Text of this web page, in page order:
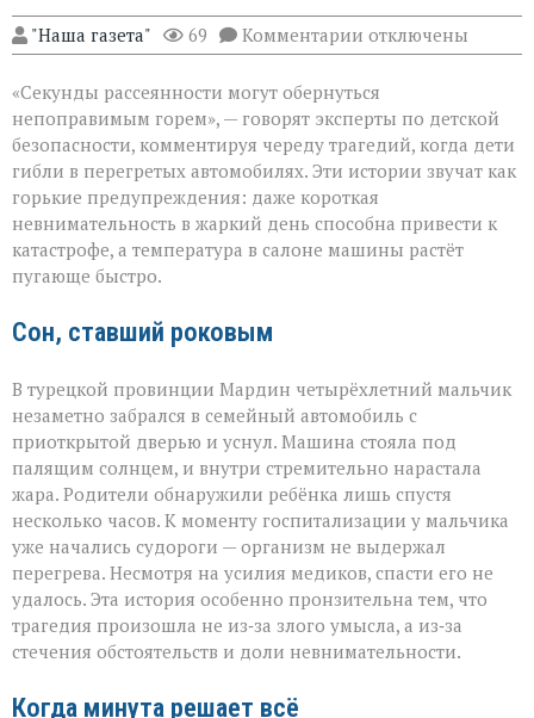
"Наша газета" 69 Комментарии к
записи
не
прощает
невнимательности:
трагедии
в
раскалённых
машинах»
отключены
«Секунды рассеянности могут обернуться
непоправимым горем», — говорят эксперты по детской
безопасности, комментируя череду трагедий, когда дети
гибли в перегретых автомобилях. Эти истории звучат как
горькие предупреждения: даже короткая
невнимательность в жаркий день способна привести к
катастрофе, а температура в салоне машины растёт
пугающе быстро.
Сон, ставший роковым
В турецкой провинции Мардин четырёхлетний мальчик
незаметно забрался в семейный автомобиль с
приоткрытой дверью и уснул. Машина стояла под
палящим солнцем, и внутри стремительно нарастала
жара. Родители обнаружили ребёнка лишь спустя
несколько часов. К моменту госпитализации у мальчика
уже начались судороги — организм не выдержал
перегрева. Несмотря на усилия медиков, спасти его не
удалось. Эта история особенно пронзительна тем, что
трагедия произошла не из‑за злого умысла, а из‑за
стечения обстоятельств и доли невнимательности.
Когда минута решает всё